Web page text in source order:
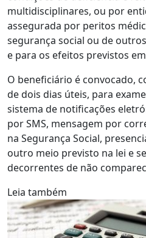
multidisciplinares, ou por
assegurada por peritos
segurança social ou de
e para os efeitos previstos
O beneficiário é convocado,
de dois dias úteis, para
sistema de notificações
por SMS, mensagem por
na Segurança Social,
outro meio previsto na lei e
decorrentes de não
Leia também